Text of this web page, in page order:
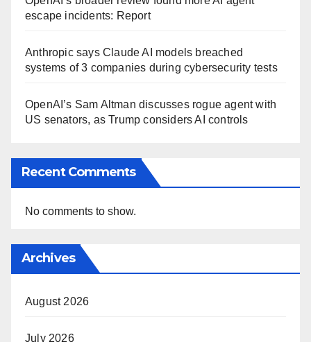
escape incidents: Report
Anthropic says Claude AI models breached
systems of 3 companies during cybersecurity tests
OpenAI’s Sam Altman discusses rogue agent with
US senators, as Trump considers AI controls
Recent Comments
No comments to show.
Archives
August 2026
July 2026